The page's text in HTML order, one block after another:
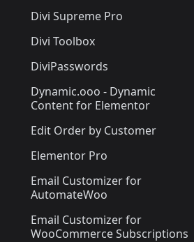
Divi Supreme Pro
Divi Toolbox
DiviPasswords
Dynamic.ooo - Dynamic
Content for Elementor
Edit Order by Customer
Elementor Pro
Email Customizer for
AutomateWoo
Email Customizer for
WooCommerce Subscriptions